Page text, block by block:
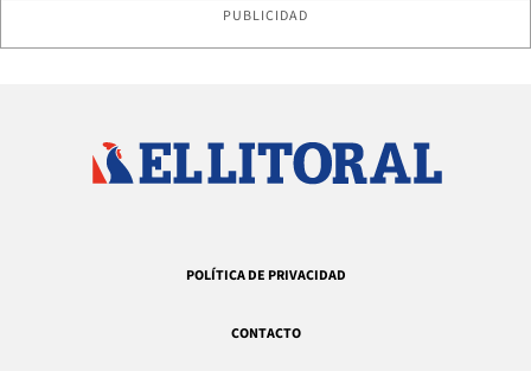
PUBLICIDAD
POLÍTICA DE PRIVACIDAD
CONTACTO